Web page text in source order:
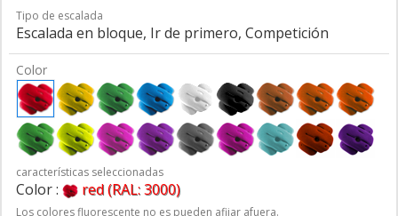
Tipo de escalada
Escalada en bloque, Ir de primero, Competición
Color
características seleccionadas
Color : red (RAL: 3000)
Los colores fluorescente no es pueden afijar afuera.